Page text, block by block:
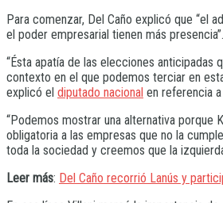
Para comenzar, Del Caño explicó que “el
el poder empresarial tienen más presencia”.
“Ésta apatía de las elecciones
contexto en el que podemos terciar en
explicó el diputado nacional en referencia
“Podemos mostrar una alternativa porque
obligatoria a las empresas que no la
toda la sociedad y creemos que la
Leer más: Del Caño recorrió Lanús y